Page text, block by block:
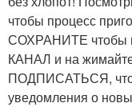
чтобы процесс
СОХРАНИТЕ чтобы
КАНАЛ и на
ПОДПИСАТЬСЯ,
уведомления о